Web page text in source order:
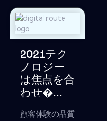
2021テク
ノロジー
は焦点を合
わせ�...
顧客体験の品質